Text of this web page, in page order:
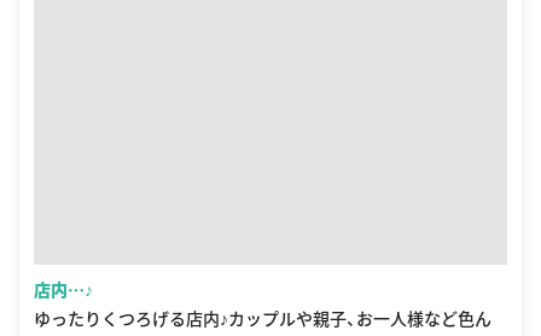
店内…♪
ゆったりくつろげる店内♪カップルや親子、お一人様など色ん